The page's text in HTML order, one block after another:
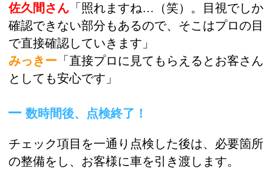
佐久間さん 「照れますね…（笑）。目視でしか
確認できない部分もあるので、そこはプロの目
で直接確認していきます」
みっきー 「直接プロに見てもらえるとお客さん
としても安心です」
数時間後、点検終了！
チェック項目を一通り点検した後は、必要箇所
の整備をし、お客様に車を引き渡します。